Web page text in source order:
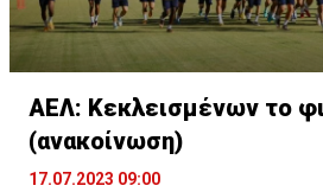
ΑΕΛ: Κεκλεισμένων το
(ανακοίνωση)
17.07.2023 09:00